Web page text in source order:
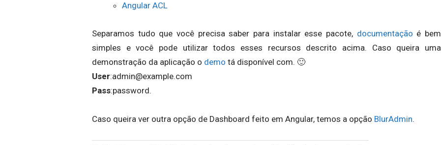
Angular ACL
Separamos tudo que você precisa saber para instalar esse pacote, documentação é bem
simples e você pode utilizar todos esses recursos descrito acima. Caso queira uma
demonstração da aplicação o demo tá disponível com. 🙂
User:admin@example.com
Pass:password.
Caso queira ver outra opção de Dashboard feito em Angular, temos a opção BlurAdmin.